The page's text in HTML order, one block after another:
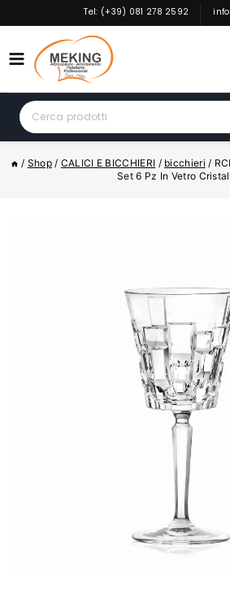
to
Tel: (+39) 081 278 2592
Search
for:
/ Shop / CALICI E BICCHIERI / bicchieri /
Set 6 Pz In Vetro